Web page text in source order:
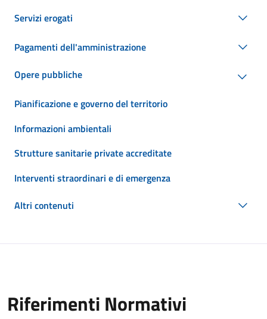
Servizi erogati
Pagamenti dell'amministrazione
Opere pubbliche
Pianificazione e governo del territorio
Informazioni ambientali
Strutture sanitarie private accreditate
Interventi straordinari e di emergenza
Altri contenuti
Riferimenti Normativi